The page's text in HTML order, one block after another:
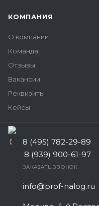
КОМПАНИЯ
О компании
Команда
Отзывы
Вакансии
Реквизиты
Кейсы
8 (495) 782-29-89
8 (939) 900-61-97
ЗАКАЗАТЬ ЗВОНОК
info@prof-nalog.ru